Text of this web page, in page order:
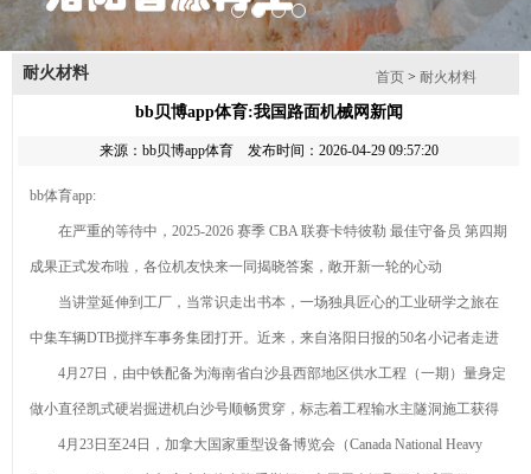
1 2 3 4
产品列表
钻石最新资
讯-快科技--科技
改动未来
2026年8月
金刚砂厂家推荐
指南：除锈金刚
产业链上的
山东好品牌丨藏
钻石最新资
讯-快科技--科技
改动未来
2026年8月
金刚砂厂家推荐
产业链上的
耐火材料 首页> 耐火材料
bb贝博app体育:我国路面机械网新闻
来源： bb贝博app体育发布时间：2026-04-29 09:57:20
bb体育app:
在严重的等待中，2025-2026 赛季 CBA 联赛卡特彼勒 最佳守备员 第四期
成果正式发布啦，各位机友快来一同揭晓答案，敞开新一轮的心动
当讲堂延伸到工厂，当常识走出书本，一场独具匠心的工业研学之旅在
中集车辆DTB搅拌车事务集团打开。近来，来自洛阳日报的50名小记者走进
4月27日，由中铁配备为海南省白沙县西部地区供水工程（一期）量身定
做小直径凯式硬岩掘进机白沙号顺畅贯穿，标志着工程输水主隧洞施工获得
4月23日至24日，加拿大国家重型设备博览会（Canada National Heavy